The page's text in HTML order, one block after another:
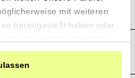
mit weiteren
bereitgestellt haben oder